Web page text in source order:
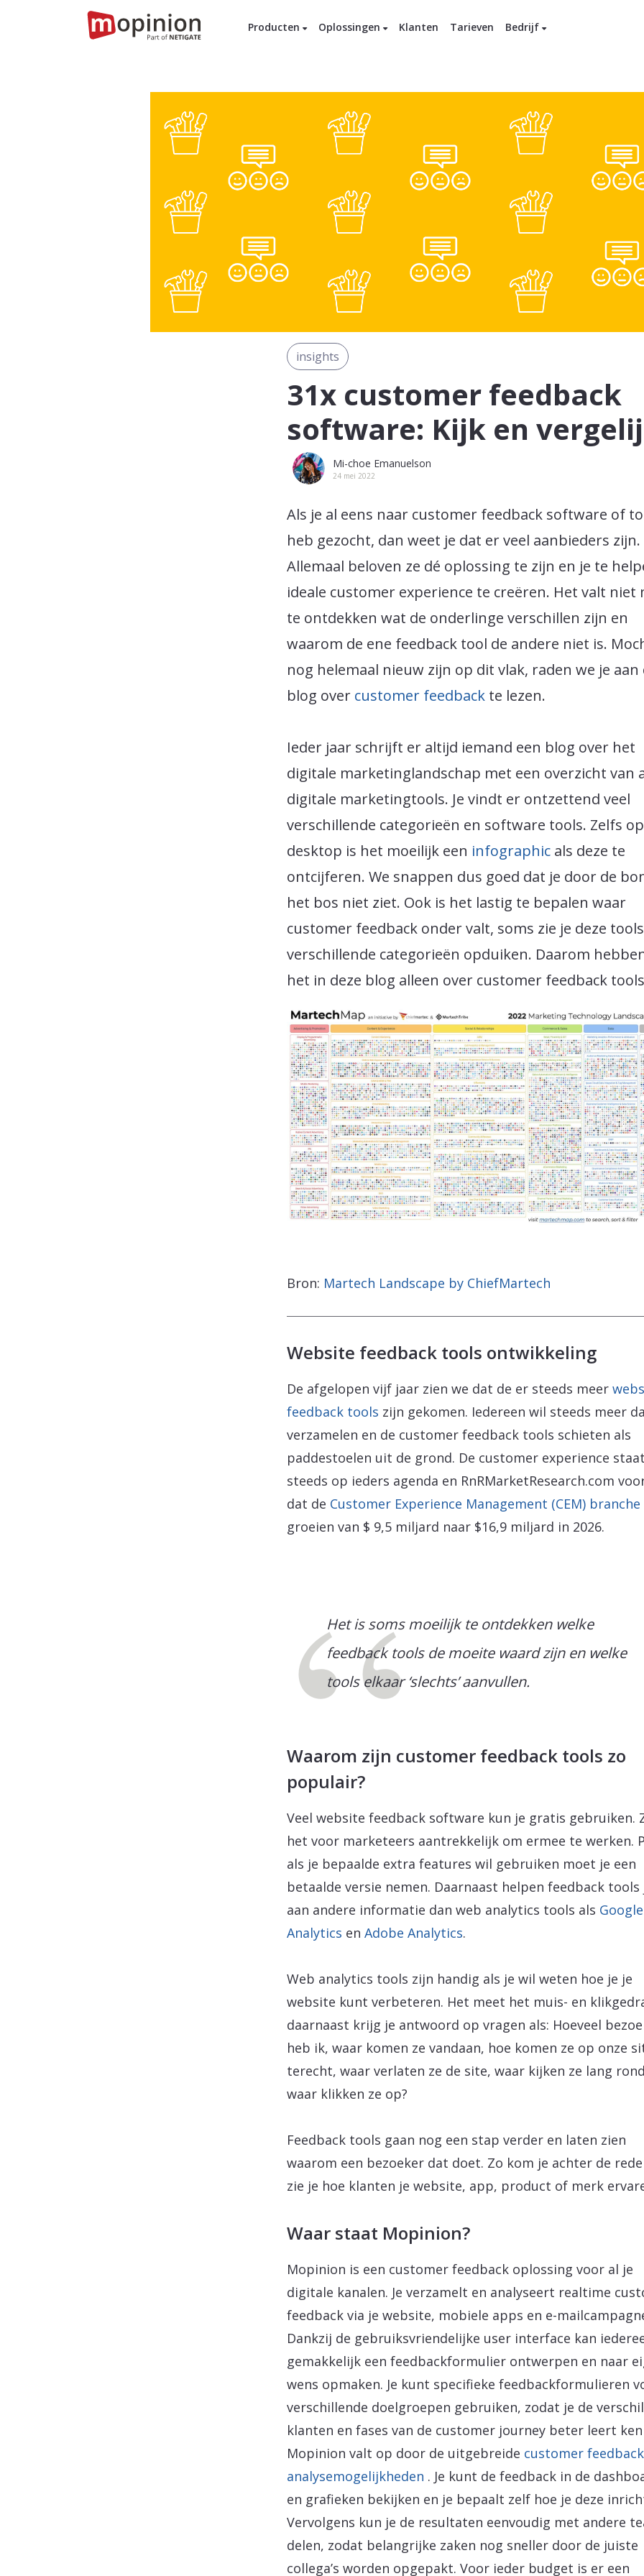
Producten Oplossingen Klanten Tarieven Bedrijf
insights
31x customer feedback
software: Kijk en
Mi-choe Emanuelson
24 mei 2022
Als je al eens naar customer feedback software of
heb gezocht, dan weet je dat er veel aanbieders zijn.
Allemaal beloven ze dé oplossing te zijn en je te
ideale customer experience te creëren. Het valt niet
te ontdekken wat de onderlinge verschillen zijn en
waarom de ene feedback tool de andere niet is.
nog helemaal nieuw zijn op dit vlak, raden we je aan
blog over customer feedback te lezen.
Ieder jaar schrijft er altijd iemand een blog over het
digitale marketinglandschap met een overzicht van
digitale marketingtools. Je vindt er ontzettend veel
verschillende categorieën en software tools. Zelfs
desktop is het moeilijk een infographic als deze te
ontcijferen. We snappen dus goed dat je door de
het bos niet ziet. Ook is het lastig te bepalen waar
customer feedback onder valt, soms zie je deze
verschillende categorieën opduiken. Daarom
het in deze blog alleen over customer feedback
Bron: Martech Landscape by ChiefMartech
Website feedback tools ontwikkeling
De afgelopen vijf jaar zien we dat de er steeds meer
feedback tools zijn gekomen. Iedereen wil steeds meer
verzamelen en de customer feedback tools schieten als
paddestoelen uit de grond. De customer experience
steeds op ieders agenda en RnRMarketResearch.com
dat de Customer Experience Management (CEM) branche
groeien van $ 9,5 miljard naar $16,9 miljard in 2026.
Het is soms moeilijk te ontdekken welke
feedback tools de moeite waard zijn en welke
tools elkaar ‘slechts’ aanvullen.
Waarom zijn customer feedback tools zo
populair?
Veel website feedback software kun je gratis gebruiken.
het voor marketeers aantrekkelijk om ermee te werken.
als je bepaalde extra features wil gebruiken moet je een
betaalde versie nemen. Daarnaast helpen feedback tools
aan andere informatie dan web analytics tools als Google
Analytics en Adobe Analytics.
Web analytics tools zijn handig als je wil weten hoe je je
website kunt verbeteren. Het meet het muis- en
daarnaast krijg je antwoord op vragen als: Hoeveel
heb ik, waar komen ze vandaan, hoe komen ze op onze
terecht, waar verlaten ze de site, waar kijken ze lang
waar klikken ze op?
Feedback tools gaan nog een stap verder en laten zien
waarom een bezoeker dat doet. Zo kom je achter de
zie je hoe klanten je website, app, product of merk
Waar staat Mopinion?
Mopinion is een customer feedback oplossing voor al je
digitale kanalen. Je verzamelt en analyseert realtime
feedback via je website, mobiele apps en e-
Dankzij de gebruiksvriendelijke user interface kan
gemakkelijk een feedbackformulier ontwerpen en naar
wens opmaken. Je kunt specifieke feedbackformulieren
verschillende doelgroepen gebruiken, zodat je de
klanten en fases van de customer journey beter leert
Mopinion valt op door de uitgebreide customer feedback
analysemogelijkheden . Je kunt de feedback in de
en grafieken bekijken en je bepaalt zelf hoe je deze
Vervolgens kun je de resultaten eenvoudig met andere
delen, zodat belangrijke zaken nog sneller door de juiste
collega’s worden opgepakt. Voor ieder budget is er een